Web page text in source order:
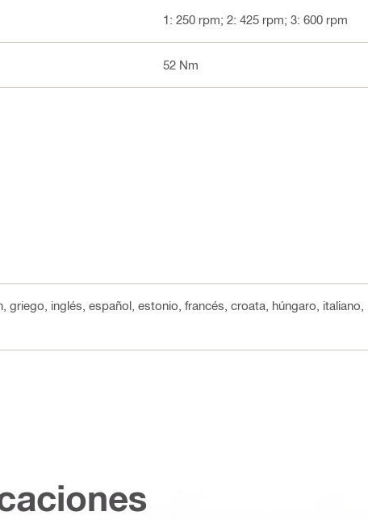
1: 250 rpm; 2: 425 rpm; 3: 600 rpm
52 Nm
griego, inglés, español, estonio, francés, croata, húngaro,